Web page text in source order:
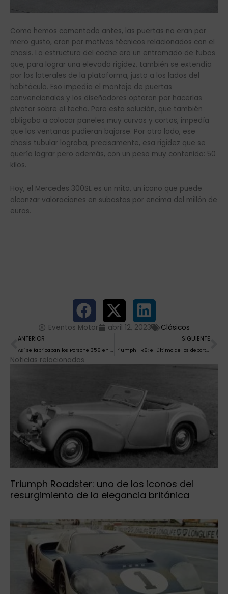
Como hemos comentado antes, las puertas no eran por
mero gusto, eran por motivos técnicos relacionados con el
chasis. La estructura del coche era un entramado de tubos
que, para lograr una elevada rigidez, también se extendía
por los laterales de la plataforma, justo a los lados del
habitáculo. Eso impedía el montaje de puertas
convencionales y los diseñadores optaron por hacerlas
pivotar sobre el techo. Pero esta solución, que también
obligaba a colocar paneles muy curvos y cortos, impedía
que las ventanas pudieran bajarse. Por otro lado, ese
chasis tubular lograba, precisamente, esa rigidez que se
quería lograr pero además, con un peso muy contenido: 50
kilos.
Hoy, el Mercedes 300SL es un mito, un icono que puede
alcanzar valoraciones en subastas por encima del millón de
euros.
Eventos Motor abril 12, 2023 Clásicos
Ant
ANTERIOR SIGUIENTE
Noticias relacionadas
Triumph Roadster: uno de los iconos del
resurgimiento de la elegancia británica